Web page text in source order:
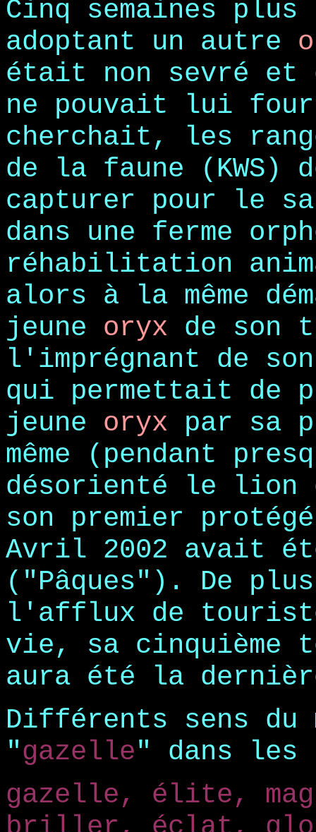
Cinq semaines
adoptant un autre
était non sevré et
ne pouvait lui
cherchait, les
de la faune (KWS)
capturer pour le
dans une ferme
réhabilitation
alors à la même
jeune oryx de son
l'imprégnant de
qui permettait de
jeune oryx par sa
même (pendant
désorienté le lion
son premier
Avril 2002 avait
("Pâques"). De
l'afflux de
vie, sa cinquième
aura été la
Différents sens du
"gazelle" dans les
gazelle, élite,